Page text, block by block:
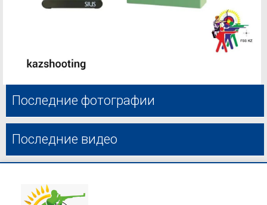
Последние фотографии
Последние видео